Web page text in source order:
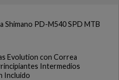
Shimano PD-M540 SPD MTB
Evolution con Correa
Intermedios
Incluido